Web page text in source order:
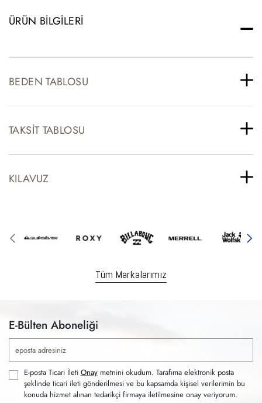
ÜRÜN BILGILERI
BEDEN TABLOSU
TAKSIT TABLOSU
KILAVUZ
Tüm Markalarımız
E-Bülten Aboneliği
E-posta Ticari İleti Onaymetnini okudum. Tarafıma elektronik posta
şeklinde ticari ileti gönderilmesi ve bu kapsamda kişisel verilerimin bu
konuda hizmet alınan tedarikçi firmaya iletilmesine onay veriyorum.